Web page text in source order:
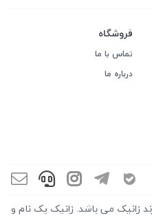
فروشگاه
تماس با ما
درباره ما
زانیک می باشد. زانیک یک نام و